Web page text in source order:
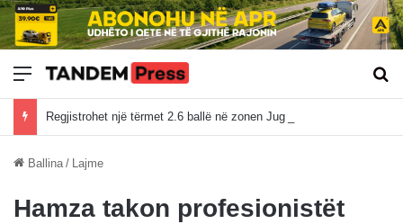
Meny
Regjistrohet një tërmet 2.6 ballë në zonen Jug të Ulqinit
Ballina / Lajme
Hamza takon profesionistët